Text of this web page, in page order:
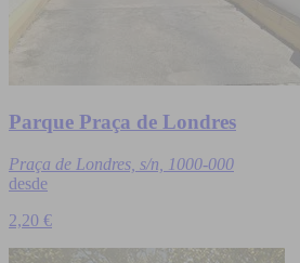
Parque Praça de Londres
Praça de Londres, s/n, 1000-000
desde
2,20 €